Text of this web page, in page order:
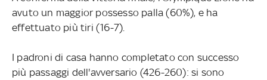
avuto un maggior possesso palla (60%), e ha
effettuato più tiri (16-7).
I padroni di casa hanno completato con successo
più passaggi dell'avversario (426-260): si sono